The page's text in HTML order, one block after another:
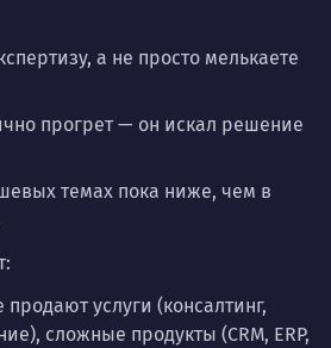
а не просто мелькаете
прогрет — он искал решение
темах пока ниже, чем в
услуги (консалтинг,
сложные продукты (CRM, ERP,